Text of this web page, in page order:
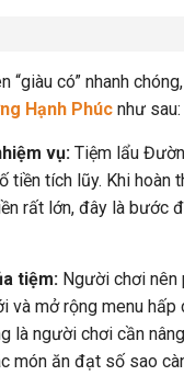
“giàu có” nhanh
Hạnh Phúc như sau:
vụ: Tiệm lẩu
tiền tích lũy. Khi hoàn
rất lớn, đây là bước
tiệm: Người chơi nên
và mở rộng menu
là người chơi cần
món ăn đạt số sao